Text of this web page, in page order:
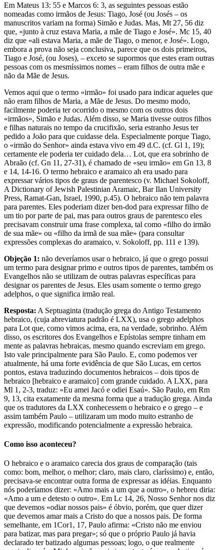
Em Mateus 13: 55 e Marcos 6: 3, as seguintes pessoas estão
nomeadas como irmãos de Jesus: Tiago, José (ou Josés – os
manuscritos variam na forma) Simão e Judas. Mas, Mt 27, 56 diz
que, «junto à cruz estava Maria, a mãe de Tiago e José». Mc 15, 40
diz que «ali estava Maria, a mãe de Tiago, o menor, e José». Logo,
embora a prova não seja conclusiva, parece que os dois primeiros,
Tiago e José, (ou Joses), – exceto se supormos que estes eram outras
pessoas com os mesmíssimos nomes – eram filhos de outra mãe e
não da Mãe de Jesus.
Vemos aqui que o termo «irmão» foi usado para indicar aqueles que
não eram filhos de Maria, a Mãe de Jesus. Do mesmo modo,
facilmente poderia ter ocorrido o mesmo com os outros dois
«irmãos», Simão e Judas. Além disso, se Maria tivesse outros filhos
e filhas naturais no tempo da crucifixão, seria estranho Jesus ter
pedido a João para que cuidasse dela. Especialmente porque Tiago,
o «irmão do Senhor» ainda estava vivo em 49 d.C. (cf. Gl 1, 19);
certamente ele poderia ter cuidado dela… Lot, que era sobrinho de
Abraão (cf. Gn 11, 27-31), é chamado de «seu irmão» em Gn 13, 8
e 14, 14-16. O termo hebraico e aramaico ah era usado para
expressar vários tipos de graus de parentesco (v. Michael Sokoloff,
A Dictionary of Jewish Palestinian Aramaic, Bar Ilan University
Press, Ramat-Gan, Israel, 1990, p.45). O hebraico não tem palavra
para parentes. Eles poderiam dizer ben-dod para expressar filho de
um tio por parte de pai, mas para outros graus de parentesco eles
precisavam construir uma frase complexa, tal como «filho do irmão
de sua mãe» ou «filho da irmã de sua mãe» (para consultar
expressões complexas do aramaico, v. Sokoloff, pp. 111 e 139).
Objeção 1: não deveríamos usar o hebraico, já que o grego possui
um termo para designar primo e outros tipos de parentes, também os
Evangelhos não se utilizam de outras palavras específicas para
designar os parentes de Jesus. Eles usam somente o termo grego
adelphos, o que significa irmão real.
Resposta: A Septuaginta (tradução grega do Antigo Testamento
hebraico, (cuja abreviatura padrão é LXX), usa o grego adelphos
para Lot que, como vimos acima, era, na verdade, sobrinho. Além
disso, os escritores dos Evangelhos e Epístolas sempre tinham em
mente as palavras hebraicas, mesmo quando escreviam em grego.
Isto vale principalmente para São Paulo. E, como podemos ver
atualmente, há uma forte evidência de que São Lucas, em certos
pontos, estava traduzindo documentos hebraicos – dois tipos de
hebraico [hebraico e aramaico] com grande cuidado. A LXX, para
Ml 1, 2-3, traduz: «Eu amei Jacó e odiei Esaú». São Paulo, em Rm
9, 13, cita exatamente da mesma forma que a tradução grega. Ainda
que os tradutores da LXX conhecessem o hebraico e o grego – e
assim também Paulo – utilizaram um modo muito estranho de
expressão, modificando potencialmente a expressão hebraica.
Como isso aconteceu?
O hebraico e o aramaico carecia dos graus de comparação (tais
como: bom, melhor, o melhor; claro, mais claro, claríssimo) e, então,
precisava-se encontrar outra forma de expressar as idéias. Enquanto
nós poderíamos dizer: «Amo mais a um que a outro», o hebreu diria:
«Amo a um e detesto o outro». Em Lc 14, 26, Nosso Senhor nos diz
que devemos «odiar nossos pais» é óbvio, porém, que quer dizer
que devemos amar mais a Cristo do que a nossos pais. De forma
semelhante, em 1Cor1, 17, Paulo afirma: «Cristo não me enviou
para batizar, mas para pregar»; só que o próprio Paulo já havia
declarado ter batizado algumas pessoas; logo, o que realmente